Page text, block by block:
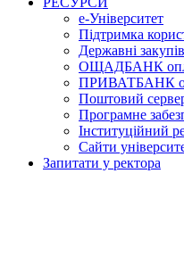
е-Університет
Підтримка
Державні
ОЩАДБАНК
ПРИВАТБАНК
Поштовий
Програмне
Інституційний
Сайти
Запитати у ректора